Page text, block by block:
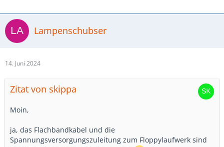
Lampenschubser
14. Juni 2024
Zitat von skippa
Moin,
ja, das Flachbandkabel und die
Spannungsversorgungszuleitung zum Floppylaufwerk sind